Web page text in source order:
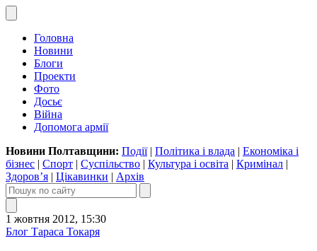
Головна
Новини
Блоги
Проекти
Фото
Досьє
Війна
Допомога армії
Новини Полтавщини: Події| Політика і влада | Економіка і
бізнес | Спорт | Суспільство | Культура і освіта | Кримінал |
Здоров’я | Цікавинки | Архів
1 жовтня 2012, 15:30
Блог Тараса Токаря